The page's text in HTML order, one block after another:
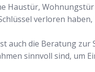
Haustür,
verloren
auch die Beratung
sinnvoll sind, um